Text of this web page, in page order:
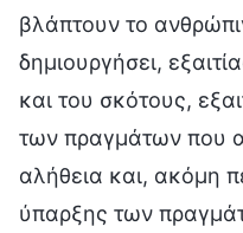
βλάπτουν το
δημιουργήσει,
και του σκότους,
των πραγμάτων που
αλήθεια και, ακόμη
ύπαρξης των